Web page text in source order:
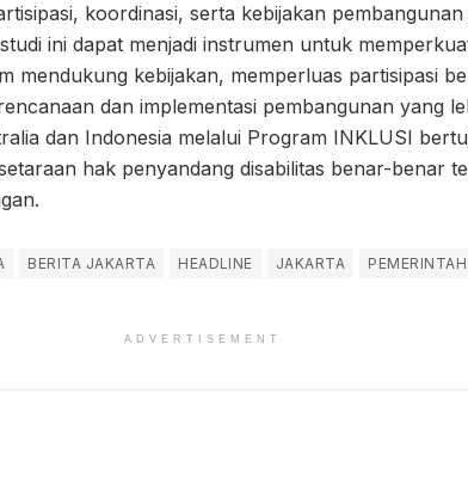
koordinasi, serta kebijakan
ini dapat menjadi instrumen untuk
mendukung kebijakan, memperluas partisipasi
dan implementasi pembangunan yang
dan Indonesia melalui Program INKLUSI
hak penyandang disabilitas benar-benar
BERITA JAKARTA HEADLINE JAKARTA PEMERINTAH
ADVERTISEMENT